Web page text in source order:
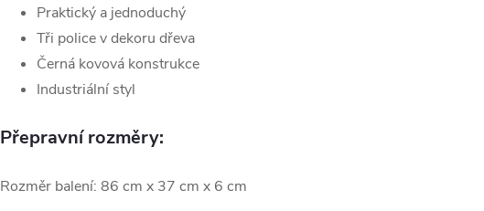
Praktický a jednoduchý
Tři police v dekoru dřeva
Černá kovová konstrukce
Industriální styl
Přepravní rozměry:
Rozměr balení: 86 cm x 37 cm x 6 cm